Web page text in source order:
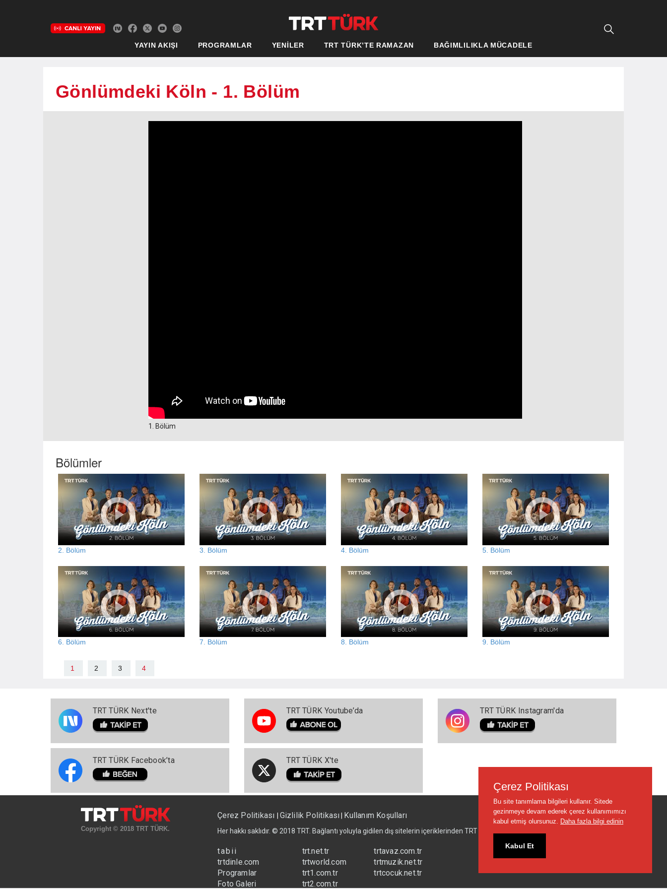
YAYIN AKIŞI PROGRAMLAR YENİLER TRT TÜRK’TE RAMAZAN BAĞIMLILIKLA MÜCADELE
Gönlümdeki Köln - 1. Bölüm
1. Bölüm
Bölümler
2. Bölüm 3. Bölüm 4. Bölüm 5. Bölüm
6. Bölüm 7. Bölüm 8. Bölüm 9. Bölüm
1 2 3 4
TRT TÜRK Next'te
TRT TÜRK Facebook’ta
TRT TÜRK Youtube’da
TRT TÜRK X'te
TRT TÜRK Instagram'da
Copyright © 2018 TRT TÜRK.
Çerez Politikası Gizlilik Politikası Kullanım Koşulları
Her hakkı saklıdır. © 2018 TRT. Bağlantı yoluyla gidilen dış sitelerin içeriklerinden TRT sorumlu değildir.
tabii
trtdinle.com
Programlar
Foto Galeri
trt.net.tr
trtworld.com
trt1.com.tr
trt2.com.tr
trtavaz.com.tr
trtmuzik.net.tr
trtcocuk.net.tr
Çerez Politikası
Bu site tanımlama bilgileri kullanır. Sitede
gezinmeye devam ederek çerez kullanımımızı
kabul etmiş olursunuz. Daha fazla bilgi edinin
Kabul Et